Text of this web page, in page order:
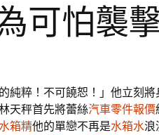
可怕襲
純粹！不可饒恕！」他立刻將
天秤首先將蕾絲汽車零件報價
箱精他的單戀不再是水箱水浪